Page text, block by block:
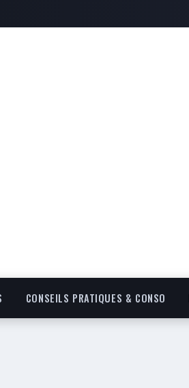
CONSEILS PRATIQUES & CONSO